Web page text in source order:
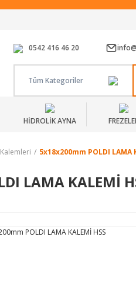
0542 416 46 20
Tüm Kategoriler
HİDROLİK AYNA
5x18x200mm POLDI LAMA
LAMA KALEMİ